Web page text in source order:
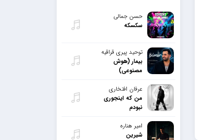
حسن جمالی
سکسکه
توحید پیری قراقیه
بیمار (هوش
مصنوعی)
عرفان افتخاری
من که اینجوری
نبودم
امیر هناره
شیرین